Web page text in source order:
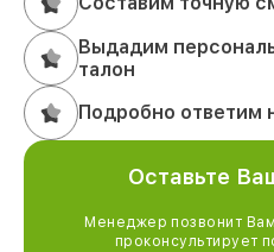
Выдадим
талон
Подробно ответим
Оставьте
Менеджер позвонит
проконсультирует